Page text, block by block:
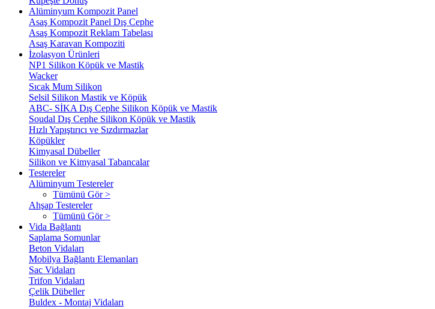
Alüminyum Kompozit Panel
Asaş Kompozit Panel Dış Cephe
Asaş Kompozit Reklam Tabelası
Asaş Karavan Kompoziti
İzolasyon Ürünleri
NP1 Silikon Köpük ve Mastik
Wacker
Sıcak Mum Silikon
Selsil Silikon Mastik ve Köpük
ABC- SİKA Dış Cephe Silikon Köpük ve Mastik
Soudal Dış Cephe Silikon Köpük ve Mastik
Hızlı Yapıştırıcı ve Sızdırmazlar
Köpükler
Kimyasal Dübeller
Silikon ve Kimyasal Tabancalar
Testereler
Alüminyum Testereler
Tümünü Gör >
Ahşap Testereler
Tümünü Gör >
Vida Bağlantı
Saplama Somunlar
Beton Vidaları
Mobilya Bağlantı Elemanları
Sac Vidaları
Trifon Vidaları
Çelik Dübeller
Buldex - Montaj Vidaları